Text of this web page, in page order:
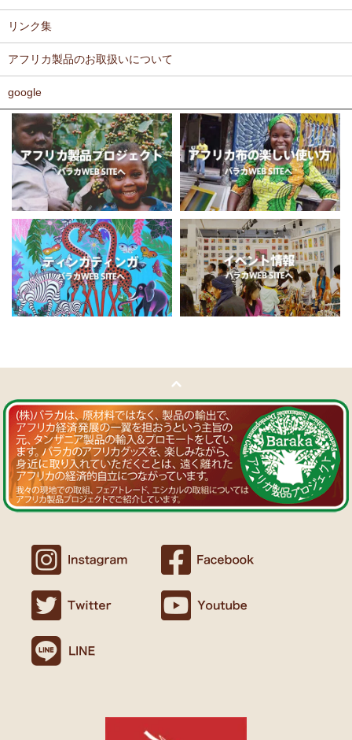
荷！
11/11：ティンガティンガ・アート～Sサイズの作品 新入荷！作家
名ごとに2つのカテゴリーでご紹介します
→ 作家名 A―L
11/10：ティンガティンガ・アート【会員様シークレットセール】
～ワケあり限定品入荷！
11/5：ティンガティンガ・アート～Lサイズの作品 新入荷！作家
名ごとに2つのカテゴリーでご紹介します
→ 作家名 A―L
→ 作家名 M―Z
11/5：ティンガティンガ・アート～チャリンダの作品コーナー新
入荷！
私たちバラカは、チャリンダが遺してくださった作品を、これか
らも大切に紹介してまいります。
11/4：ティンガティンガ・アート～マサイの作品新入荷！
ューナッツ＜素焼き＞ 賞味期限切れ大特価！～期間限定 在庫限り
11/1：【MOTTAINAI】～もったいないセール～タンザニア産カシ
ューナッツ＜うす塩＞ 賞味期限切れ大特価！
～期間限定 在庫限り
11/1：アフリカ・ガラスビーズ ジュエリー 新入荷！トレーディン
グビーズ～現地職人の特別注文による一点もの～
コーナー新入荷！～人気作家の作品限定入荷～
10/27：ティンガティンガ・アート～Sサイズの作品 新入荷！作家
名ごとに2つのカテゴリーでご紹介します
→ 作家名 A―L
→ 作家名 M―Z
10/24：
サリーコーナー新入荷！～天然素材 環境配慮したエシカル製品～
おこうと思っています。
ダンで北欧テイストを思わせるようなものもあったりして、毎回購入
するたびに嬉しく眺め入っております。
この布では何を作ろうか、どう飾ろうか・・・などと、想像力をかき
布の手触りもよく、縫いやすいので、大変気に入っております。
ホームページには目の詰まった綿素材のものを仕入れているとありま
したが、薄手のものや、ちょっと変わった素材のものも気になりま
す。常にたくさんの種類のあるカンガやキテンゲですが、新作新柄が
どんどん増えることを期待しております。
Ｔさまより ソープストーン絵皿へのご感想
アフリカン調の雑貨を並べて、玄関でキーを入れて見せるインテリア
として使っています。
重さがあり安定感があるので使いやすいと思います。
以前にもカンガを購入したのですが、気に入って毎日のように着てい
カンガスタイル、アフリカンファッションを広める活動中！
Ｍさまより カンガへのご感想
バラカのショップは、カンガも端処理してあってすぐ着れるし、カフ
タンも、このワンピースも、脇が大きく開いているので、素肌寝（家
でも外でも）にとてもイイと思う。
アフリカンピアス３７ カウボーンマーブルが届きました。
しっかりした作りでイメージ通りの品でした。
似たテイストのネックレスを持っていて、合わせるピアスを探してい
連絡や包装などもよかったです。
Ｏさまより キテンゲへのご感想
無事、商品受け取りました。ありがとうございますっ。
また、バラカさんのイベントにもお邪魔できたらと思います。
リンク集
アフリカ製品のお取扱いについて
google